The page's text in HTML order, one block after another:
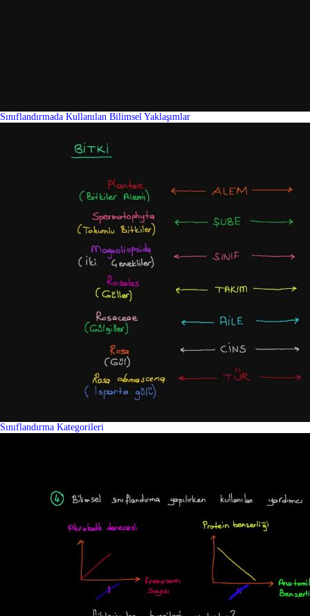
Sınıflandırmada Kullanılan Bilimsel Yaklaşımlar
Sınıflandırma Kategorileri